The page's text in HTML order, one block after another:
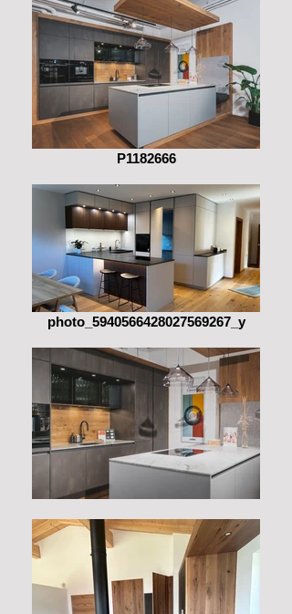
P1182666
photo_5940566428027569267_y